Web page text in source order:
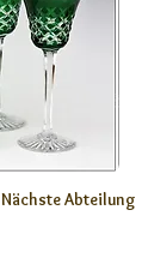
Nächste Abteilung